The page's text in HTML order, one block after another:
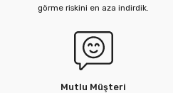
görme riskini en aza indirdik.
Mutlu Müşteri